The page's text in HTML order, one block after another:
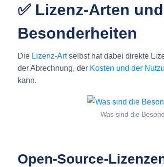
✅ Lizenz-Arten
Besonderheiten
Die Lizenz-Artselbst hat dabei direkte
der Abrechnung, der Kosten und der
kann.
Was sind die
Open-Source-